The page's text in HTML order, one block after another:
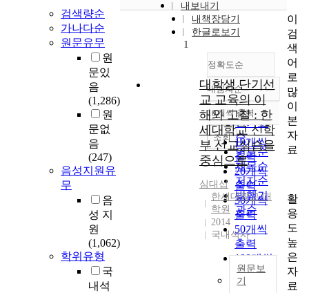
검색량순
가나다순
원문유무
원
문있
음
(1,286)
원
문없
음
(247)
음성지원유
무
음
성 지
원
(1,062)
학위유형
국
내석
내보내기
내책장담기
한글로보기
정확도순
정확도
순
인기도
순
연도순
제목순
저자순
발행기
관순
내림차순
내림차순
10개씩 출력
10개씩
출력
20개씩
출력
30개씩
출력
50개씩
출력
100개씩
출력
조회
1
대학생 단기선
교 교육의 이
해와 고찰 : 한
세대학교 신학
부 선교실습을
중심으로
심대섭
한세대학교 대
학원
2014
국내석사
원문보
기
이
검
색
어
로
많
이
본
자
료
활
용
도
높
은
자
료